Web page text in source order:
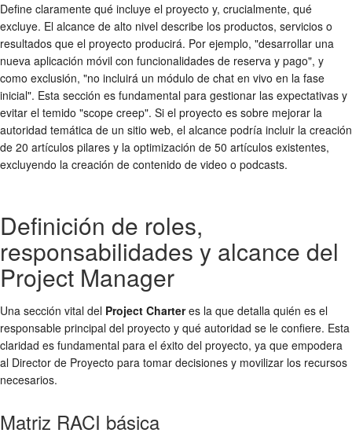
Define claramente qué incluye el proyecto y, crucialmente, qué
excluye. El alcance de alto nivel describe los productos, servicios o
resultados que el proyecto producirá. Por ejemplo, "desarrollar una
nueva aplicación móvil con funcionalidades de reserva y pago", y
como exclusión, "no incluirá un módulo de chat en vivo en la fase
inicial". Esta sección es fundamental para gestionar las expectativas y
evitar el temido "scope creep". Si el proyecto es sobre mejorar la
autoridad temática de un sitio web, el alcance podría incluir la creación
de 20 artículos pilares y la optimización de 50 artículos existentes,
excluyendo la creación de contenido de video o podcasts.
Definición de roles,
responsabilidades y alcance del
Project Manager
Una sección vital del Project Charteres la que detalla quién es el
responsable principal del proyecto y qué autoridad se le confiere. Esta
claridad es fundamental para el éxito del proyecto, ya que empodera
al Director de Proyecto para tomar decisiones y movilizar los recursos
necesarios.
Matriz RACI básica